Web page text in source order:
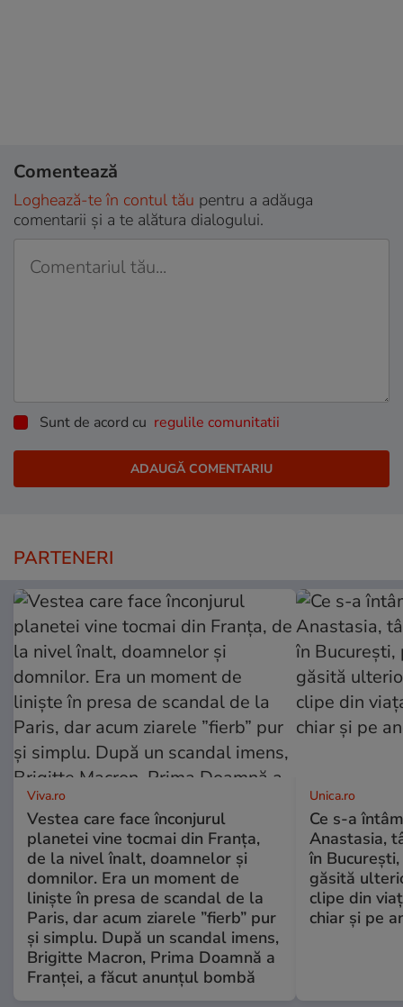
Comentează
Loghează-te în contul tău pentru a adăuga
comentarii și a te alătura dialogului.
Sunt de acord cu regulile comunitatii
PARTENERI
Viva.ro
Vestea care face înconjurul
planetei vine tocmai din Franța,
de la nivel înalt, doamnelor și
domnilor. Era un moment de
liniște în presa de scandal de la
Paris, dar acum ziarele ”fierb” pur
și simplu. După un scandal imens,
Brigitte Macron, Prima Doamnă a
Franței, a făcut anunțul bombă
Unica.ro
Ce s-a
Anastasia,
în
găsită
clipe din
chiar și pe